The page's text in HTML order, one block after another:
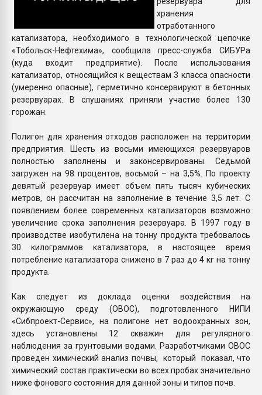
хранения
отработанного
катализатора, необходимого в технологической цепочке
«Тобольск-Нефтехима», сообщила пресс-служба СИБУРа
(куда входит предприятие). После использования
катализатор, относящийся к веществам 3 класса опасности
(умеренно опасные), герметично консервируют в бетонных
резервуарах. В слушаниях приняли участие более 130
горожан.
Полигон для хранения отходов расположен на территории
предприятия. Шесть из восьми имеющихся резервуаров
полностью заполнены и законсервированы. Седьмой
загружен на 98 процентов, восьмой – на 3,5%. По проекту
девятый резервуар имеет объем пять тысяч кубических
метров, он рассчитан на заполнение в течение 3,5 лет. С
появлением более современных катализаторов возможно
увеличение срока заполнения резервуара. В 1997 году в
производстве изобутилена на тонну продукта требовалось
30 килограммов катализатора, в настоящее время
потребление катализатора снижено в 7 раз до 4 кг на тонну
продукта.
Как следует из доклада оценки воздействия на
окружающую среду (ОВОС), подготовленного НИПИ
«Сибпроект-Сервис», на полигоне нет водоохранных зон,
здесь установлены 12 скважин для регулярного
наблюдения за грунтовыми водами. Разработчиками ОВОС
проведен химический анализ почвы, который показал, что
химический состав практически во всех пробах значительно
ниже фонового состояния для данной зоны и типов почв.